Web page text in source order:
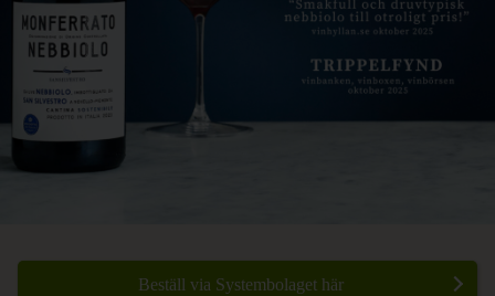
Beställ via Systembolaget här